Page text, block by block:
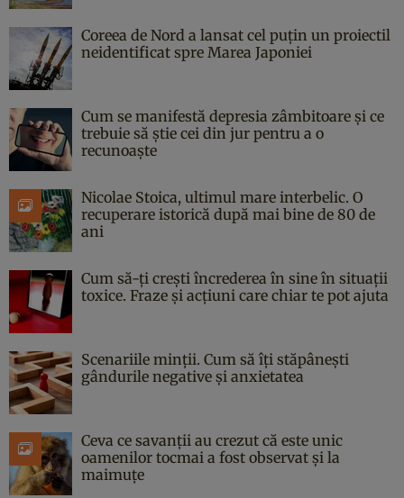
Coreea de Nord a lansat cel puțin un proiectil
neidentificat spre Marea Japoniei
Cum se manifestă depresia zâmbitoare și ce
trebuie să știe cei din jur pentru a o
recunoaște
Nicolae Stoica, ultimul mare interbelic. O
recuperare istorică după mai bine de 80 de
ani
Cum să-ți crești încrederea în sine în situații
toxice. Fraze și acțiuni care chiar te pot ajuta
Scenariile minții. Cum să îți stăpânești
gândurile negative și anxietatea
Ceva ce savanții au crezut că este unic
oamenilor tocmai a fost observat și la
maimuțe